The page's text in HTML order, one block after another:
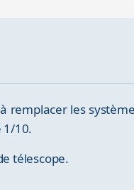
remplacer les
1/10.
télescope.